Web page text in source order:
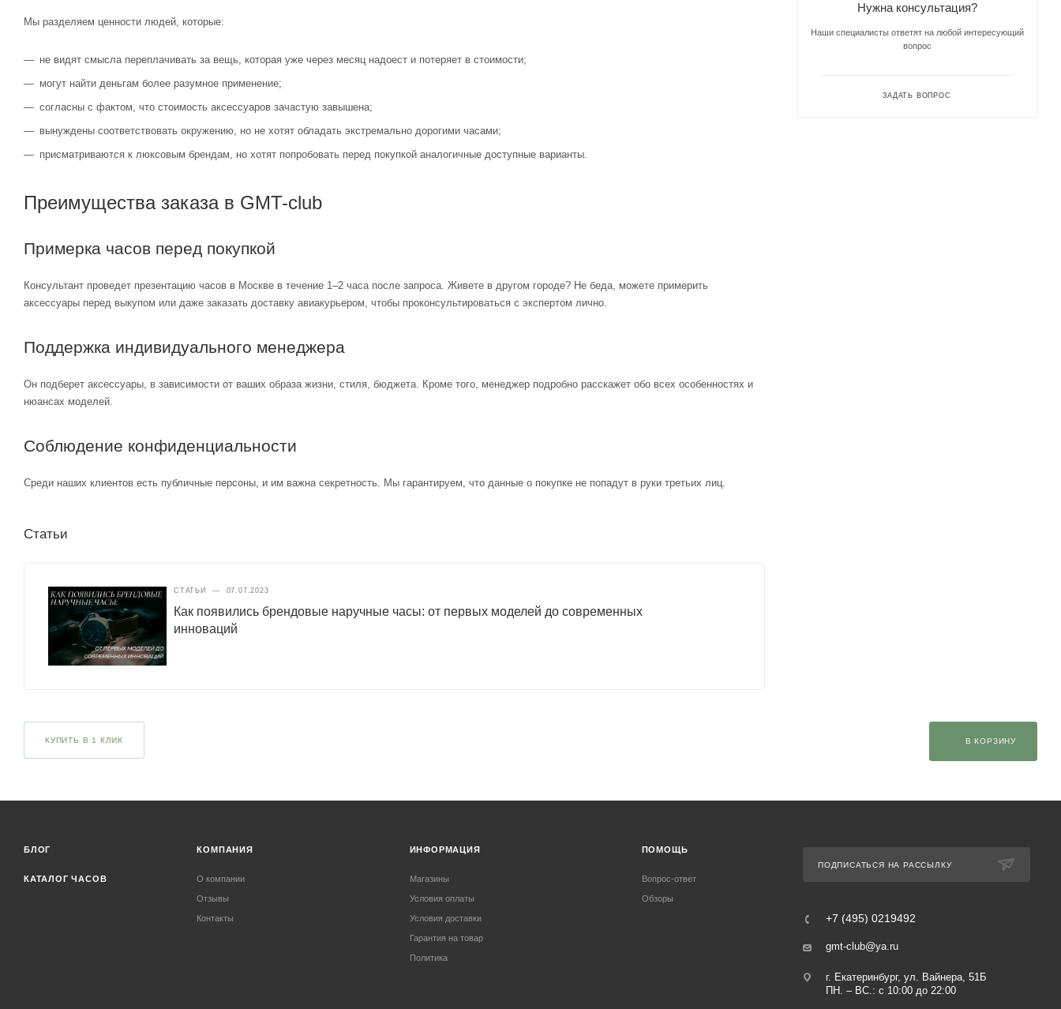
Мы разделяем ценности людей, которые:
не видят смысла переплачивать за вещь, которая уже через месяц надоест и потеряет в стоимости;
могут найти деньгам более разумное применение;
согласны с фактом, что стоимость аксессуаров зачастую завышена;
вынуждены соответствовать окружению, но не хотят обладать экстремально дорогими часами;
присматриваются к люксовым брендам, но хотят попробовать перед покупкой аналогичные доступные варианты.
Преимущества заказа в GMT-club
Примерка часов перед покупкой
Консультант проведет презентацию часов в Москве в течение 1–2 часа после запроса. Живете в другом городе? Не беда, можете примерить
аксессуары перед выкупом или даже заказать доставку авиакурьером, чтобы проконсультироваться с экспертом лично.
Поддержка индивидуального менеджера
Он подберет аксессуары, в зависимости от ваших образа жизни, стиля, бюджета. Кроме того, менеджер подробно расскажет обо всех особенностях и
нюансах моделей.
Соблюдение конфиденциальности
Среди наших клиентов есть публичные персоны, и им важна секретность. Мы гарантируем, что данные о покупке не попадут в руки третьих лиц.
Статьи
СТАТЬИ — 07.07.2023
Как появились брендовые наручные часы: от первых моделей до современных
инноваций
Нужна консультация?
Наши специалисты ответят на любой интересующий
вопрос
ЗАДАТЬ ВОПРОС
КУПИТЬ В 1 КЛИК В КОРЗИНУ
БЛОГ
КАТАЛОГ ЧАСОВ
КОМПАНИЯ
О компании
Отзывы
Контакты
ИНФОРМАЦИЯ
Магазины
Условия оплаты
Условия доставки
Гарантия на товар
Политика
ПОМОЩЬ
Вопрос-ответ
Обзоры
ПОДПИСАТЬСЯ НА РАССЫЛКУ
+7 (495) 0219492
gmt-club@ya.ru
г. Екатеринбург, ул. Вайнера, 51Б
ПН. – ВС.: с 10:00 до 22:00